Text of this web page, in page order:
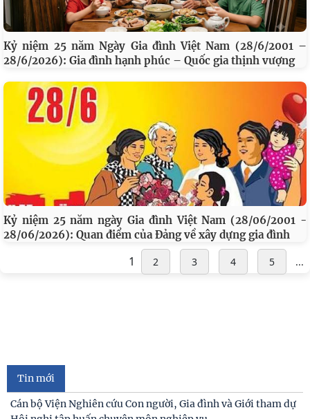
Kỷ niệm 25 năm Ngày Gia đình Việt Nam (28/6/2001 –
28/6/2026): Gia đình hạnh phúc – Quốc gia thịnh vượng
Kỷ niệm 25 năm ngày Gia đình Việt Nam (28/06/2001 -
28/06/2026): Quan điểm của Đảng về xây dựng gia đình
1 2 3 4 5 ...
Cán bộ Viện Nghiên cứu Con người, Gia đình và Giới tham dự
Hội nghị tập huấn chuyên môn nghiệp vụ
Kế hoạch hành động 100 ngày tập trung xử lý các điểm